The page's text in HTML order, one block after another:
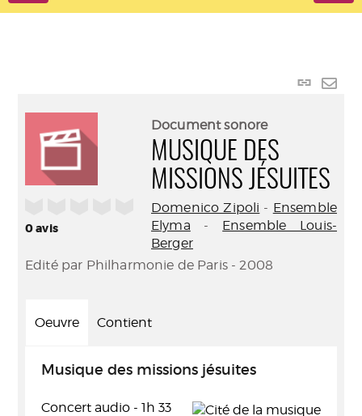
Lien
0avis
Document sonore
MUSIQUE DES
MISSIONS JÉSUITES
Domenico Zipoli - Ensemble
Elyma - Ensemble Louis-
Berger
Edité par Philharmonie de Paris - 2008
Oeuvre Contient
Musique des missions jésuites
Concert audio - 1h 33